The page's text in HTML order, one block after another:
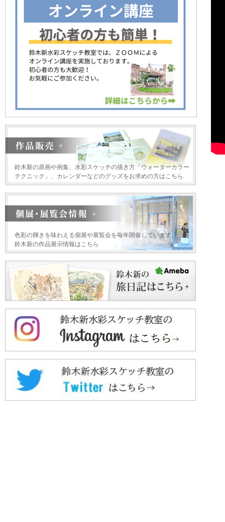
鈴木新の原画や画集、水彩スケッチの描き方「ウォーターカラー
テクニック」、カレンダーなどのグッズをお求めの方はこちら
色彩の輝きを味わえる個展や展覧会を毎年開催しています。
鈴木新の作品展示情報はこちら